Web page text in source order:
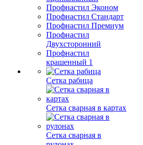
Профнастил Эконом
Профнастил Стандарт
Профнастил Премиум
Профнастил
Двухсторонний
Профнастил
крашенный 1
Сетка рабица
Сетка сварная в картах
Сетка сварная в